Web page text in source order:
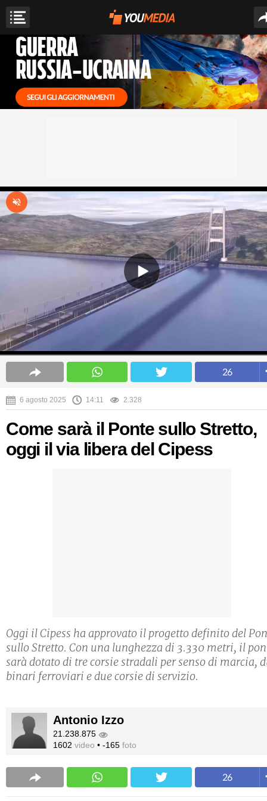
26
6 agosto 2025 14:11 2.328
Come sarà il Ponte sullo Stretto,
oggi il via libera del Cipess
Oggi il Cipess ha approvato il progetto definito del
sullo Stretto. Con una lunghezza di 3.330 metri, il
sarà dotato di tre corsie stradali per senso di marcia,
binari ferroviari e due corsie di servizio.
Antonio Izzo
21.238.875
1602 video • -165 foto
26